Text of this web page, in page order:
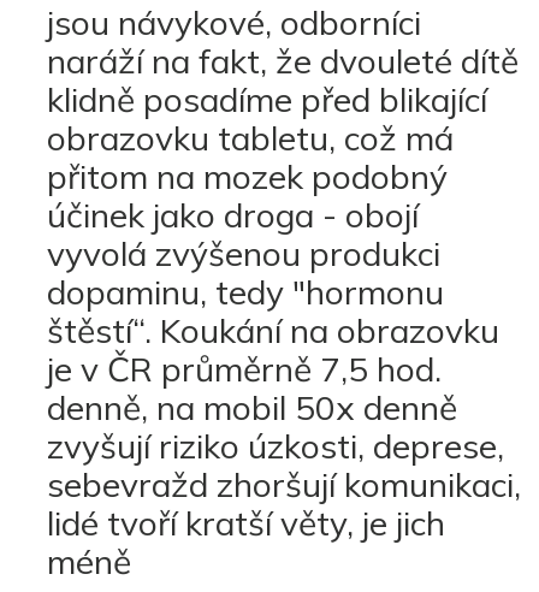
jsou návykové, odborníci
naráží na fakt, že dvouleté dítě
klidně posadíme před blikající
obrazovku tabletu, což má
přitom na mozek podobný
účinek jako droga - obojí
vyvolá zvýšenou produkci
dopaminu, tedy "hormonu
štěstí“. Koukání na obrazovku
je v ČR průměrně 7,5 hod.
denně, na mobil 50x denně
zvyšují riziko úzkosti, deprese,
sebevražd zhoršují komunikaci,
lidé tvoří kratší věty, je jich
méně